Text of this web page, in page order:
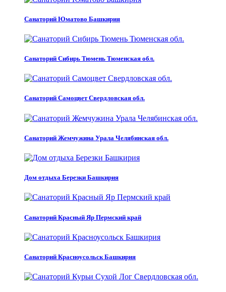
Санаторий Юматово Башкирия
Санаторий Сибирь Тюмень Тюменская обл.
Санаторий Самоцвет Свердловская обл.
Санаторий Жемчужина Урала Челябинская обл.
Дом отдыха Березки Башкирия
Санаторий Красный Яр Пермский край
Санаторий Красноусольск Башкирия